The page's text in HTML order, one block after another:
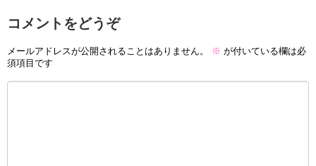
コメントをどうぞ
メールアドレスが公開されることはありません。 ※ が付いている欄は必
須項目です